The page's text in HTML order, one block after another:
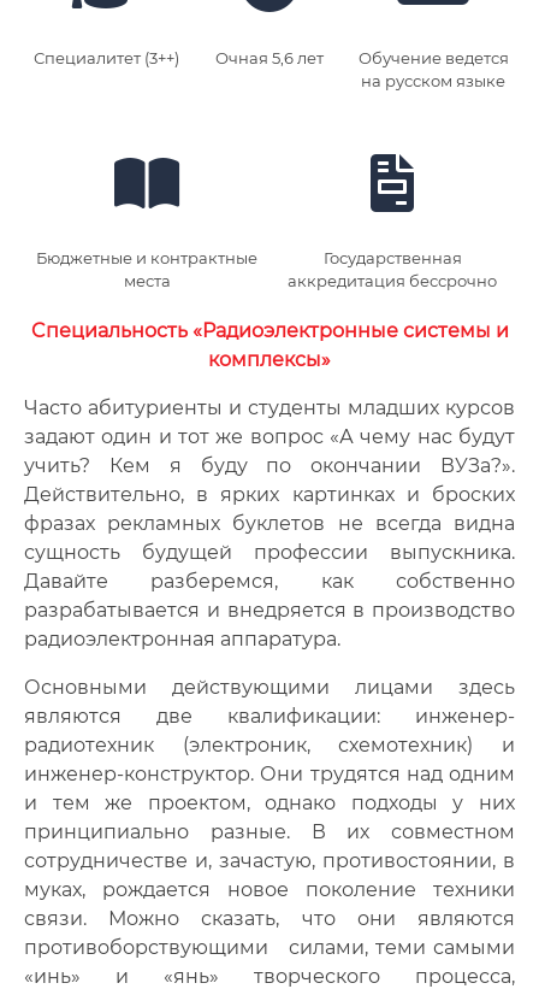
Нормативное обеспечение
образовательной программы 2023
образовательной программы 2024
Специалитет (3++) Очная 5,6 лет
Обучение ведется
на русском языке
Бюджетные и контрактные
места
Государственная
аккредитация бессрочно
Cпециальность «Радиоэлектронные системы и
комплексы»
Часто абитуриенты и студенты младших курсов
задают один и тот же вопрос «А чему нас будут
учить? Кем я буду по окончании ВУЗа?».
Действительно, в ярких картинках и броских
фразах рекламных буклетов не всегда видна
сущность будущей профессии выпускника.
Давайте разберемся, как собственно
разрабатывается и внедряется в производство
радиоэлектронная аппаратура.
Основными действующими лицами здесь
являются две квалификации: инженер-
радиотехник (электроник, схемотехник) и
инженер-конструктор. Они трудятся над одним
и тем же проектом, однако подходы у них
принципиально разные. В их совместном
сотрудничестве и, зачастую, противостоянии, в
муках, рождается новое поколение техники
связи. Можно сказать, что они являются
противоборствующими силами, теми самыми
«инь» и «янь» творческого процесса,